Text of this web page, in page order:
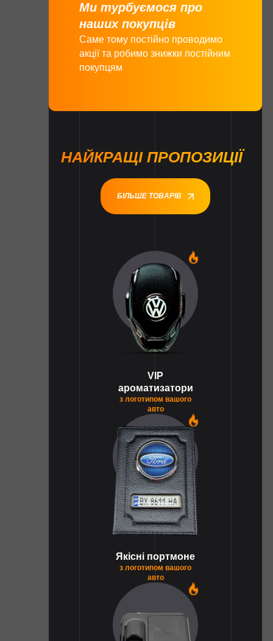
Ми турбуємося про
наших покупців
Саме тому постійно проводимо
акції та робимо знижки постійним
покупцям
НАЙКРАЩІ ПРОПОЗИЦІЇ
БІЛЬШЕ ТОВАРІВ
VIP
ароматизатори
з логотипом вашого
авто
Якісні портмоне
з логотипом вашого
авто